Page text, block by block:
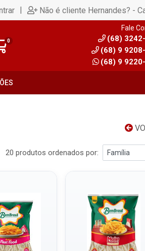
| Não é cliente Hernandes? -
0
Fale
(68)
(68) 9
(68) 9
20 produtos ordenados por: